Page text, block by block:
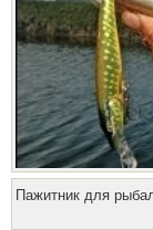
Пажитник для